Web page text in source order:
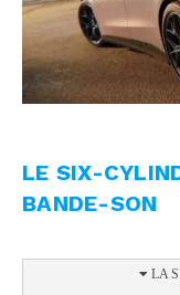
LE SIX-
BANDE-SON